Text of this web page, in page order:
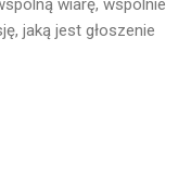
wiarę, wspólnie
jaką jest głoszenie